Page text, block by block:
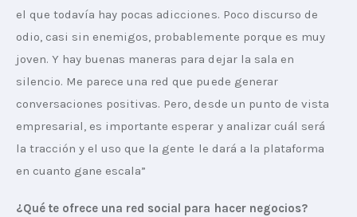
el que todavía hay pocas adicciones. Poco discurso de
odio, casi sin enemigos, probablemente porque es muy
joven. Y hay buenas maneras para dejar la sala en
silencio. Me parece una red que puede generar
conversaciones positivas. Pero, desde un punto de vista
empresarial, es importante esperar y analizar cuál será
la tracción y el uso que la gente le dará a la plataforma
en cuanto gane escala”
¿Qué te ofrece una red social para hacer negocios?